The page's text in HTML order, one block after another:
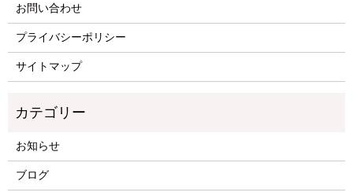
お問い合わせ
プライバシーポリシー
サイトマップ
お知らせ
ブログ